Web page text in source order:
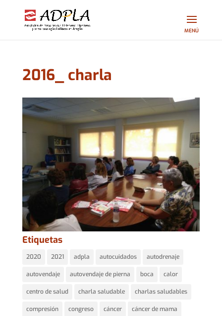
2016_ charla
Etiquetas
2020 2021 adpla autocuidados autodrenaje
autovendaje autovendaje de pierna boca calor
centro de salud charla saludable charlas saludables
compresión congreso cáncer cáncer de mama